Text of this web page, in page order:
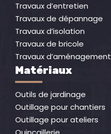
Travaux d’entretien
Travaux de dépannage
Travaux d’isolation
Travaux de bricole
Travaux d’aménagement
Matériaux
Outils de jardinage
Outillage pour chantiers
Outillage pour ateliers